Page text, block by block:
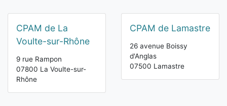
CPAM de La
Voulte-sur-Rhône
9 rue Rampon
07800 La Voulte-sur-
Rhône
CPAM de Lamastre
26 avenue Boissy
d'Anglas
07500 Lamastre